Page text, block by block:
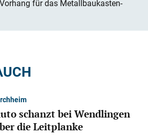
für das Metallbaukasten-
schanzt bei Wendlingen
die Leitplanke